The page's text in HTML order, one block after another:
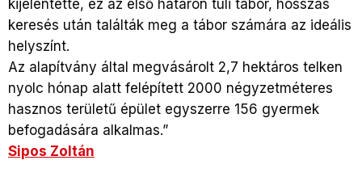
kijelentette, ez az első határon túli tábor, hosszas
keresés után találták meg a tábor számára az ideális
helyszínt.
Az alapítvány által megvásárolt 2,7 hektáros telken
nyolc hónap alatt felépített 2000 négyzetméteres
hasznos területű épület egyszerre 156 gyermek
befogadására alkalmas.”
Sipos Zoltán